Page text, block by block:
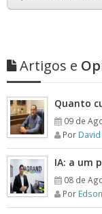
Artigos e
Quanto
09 de
Por David
IA: a um
08 de
Por